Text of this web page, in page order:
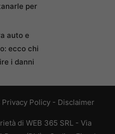
per
auto e
ecco chi
i danni
Privacy Policy - Disclaimer
di WEB 365 SRL - Via